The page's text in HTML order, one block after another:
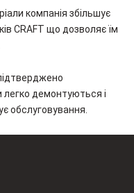
компанія збільшує
CRAFT що дозволяє їм
демонтуються і
обслуговування.